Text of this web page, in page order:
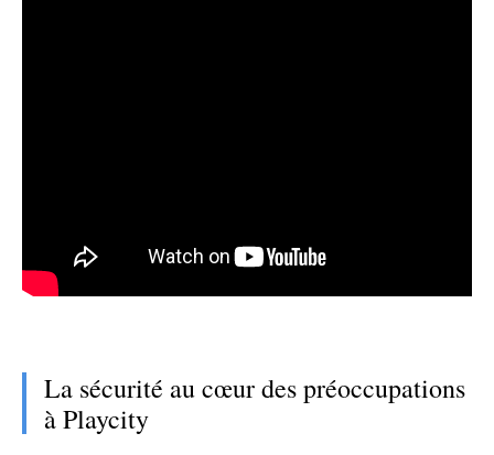
La sécurité au cœur des préoccupations
à Playcity